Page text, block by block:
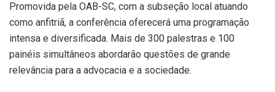
Promovida pela OAB-SC, com a subseção local atuando
como anfitriã, a conferência oferecerá uma programação
intensa e diversificada. Mais de 300 palestras e 100
painéis simultâneos abordarão questões de grande
relevância para a advocacia e a sociedade.